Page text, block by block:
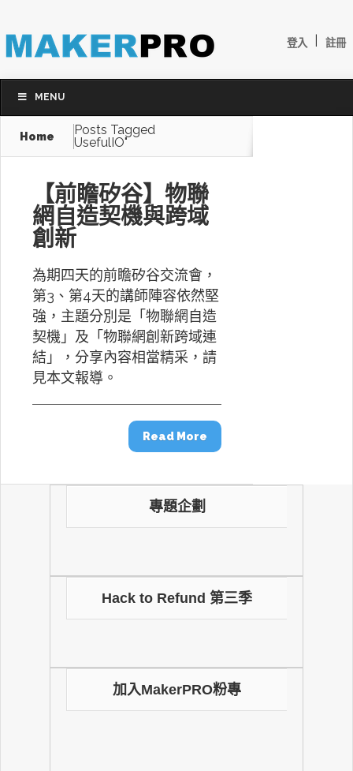
登入 註冊
MENU
Home
Posts Tagged
UsefulIO"
【前瞻矽谷】物聯
網自造契機與跨域
創新
為期四天的前瞻矽谷交流會，
第3、第4天的講師陣容依然堅
強，主題分別是「物聯網自造
契機」及「物聯網創新跨域連
結」，分享內容相當精采，請
見本文報導。
Read More
專題企劃
Hack to Refund 第三季
加入MakerPRO粉專